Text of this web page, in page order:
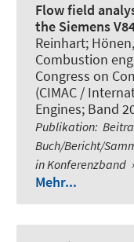
Flow field
the Siemens
Reinhart;
Combustion
Congress on
(CIMAC /
Engines; Band
Publikation:
Buch/Bericht/
in Konferenzband ›
Mehr...